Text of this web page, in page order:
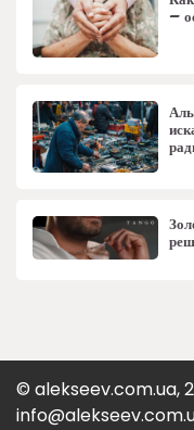
–
© alekseev.com.ua,